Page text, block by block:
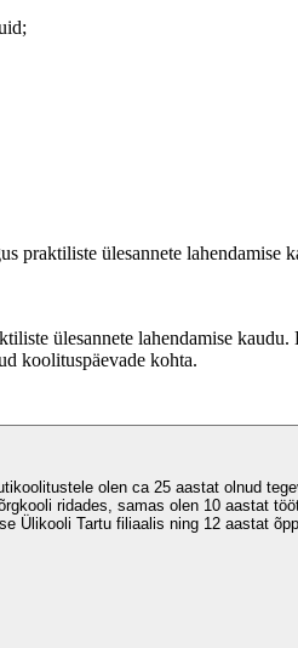
praktiliste ülesannete lahendamise
ülesannete lahendamise kaudu.
koolituspäevade kohta.
olen ca 25 aastat olnud
ridades, samas olen 10 aastat
Ülikooli Tartu filiaalis ning 12 aastat